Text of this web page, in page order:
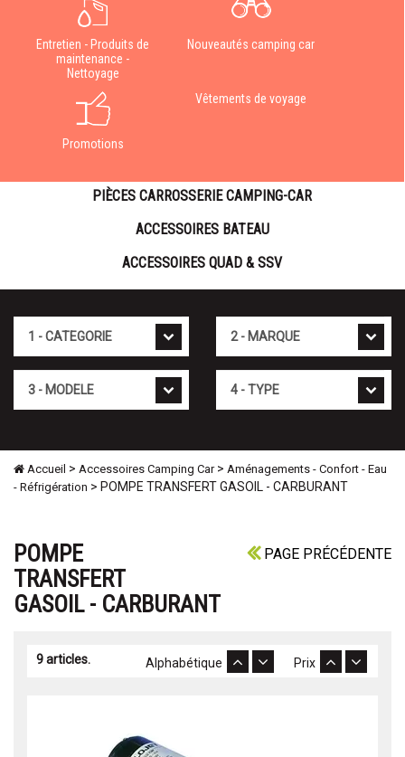
Entretien - Produits de
maintenance -
Nettoyage
Nouveautés camping car
Promotions
Vêtements de voyage
PIÈCES CARROSSERIE CAMPING-CAR
ACCESSOIRES BATEAU
ACCESSOIRES QUAD & SSV
Accueil > Accessoires Camping Car> Aménagements - Confort - Eau
- Réfrigération > POMPE TRANSFERT GASOIL - CARBURANT
PAGE PRÉCÉDENTE
POMPE
TRANSFERT
GASOIL - CARBURANT
9 articles. Prix
Alphabétique